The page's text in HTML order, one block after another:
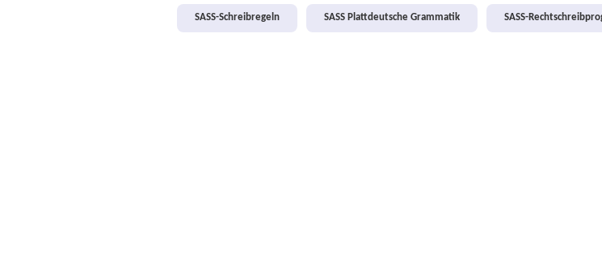
SASS-Schreibregeln SASS Plattdeutsche Grammatik
SASS-